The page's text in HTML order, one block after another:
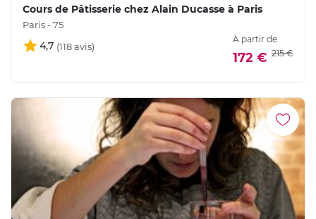
Cours de Pâtisserie chez Alain Ducasse à Paris
Paris - 75
4,7
À partir de
172 € 215 €